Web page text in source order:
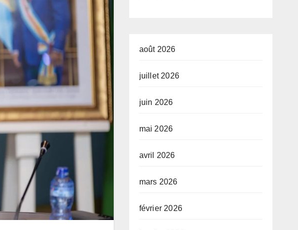
africaine–
Nouveau
pour le
développeme
nt de l’Afrique
NEPAD)
août 2026
juillet 2026
juin 2026
mai 2026
avril 2026
mars 2026
février 2026